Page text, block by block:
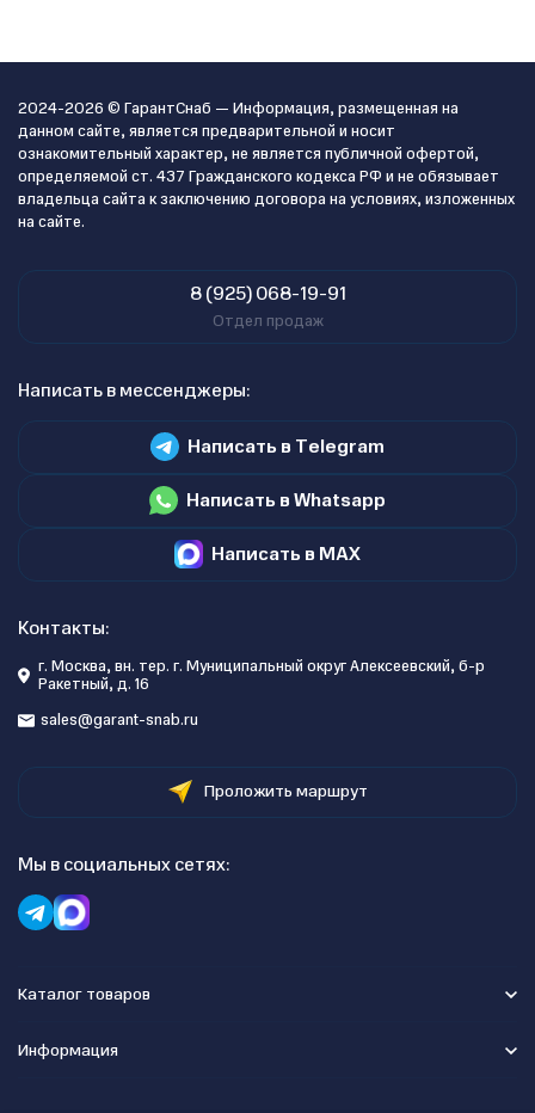
2024-2026 © ГарантСнаб — Информация, размещенная на
данном сайте, является предварительной и носит
ознакомительный характер, не является публичной офертой,
определяемой ст. 437 Гражданского кодекса РФ и не обязывает
владельца сайта к заключению договора на условиях, изложенных
на сайте.
8 (925) 068-19-91
Отдел продаж
Написать в мессенджеры:
Написать в Telegram
Написать в Whatsapp
Написать в MAX
Контакты:
г. Москва, вн. тер. г. Муниципальный округ Алексеевский, б-р
Ракетный, д. 16
sales@garant-snab.ru
Проложить маршрут
Мы в социальных сетях:
Каталог товаров
Информация